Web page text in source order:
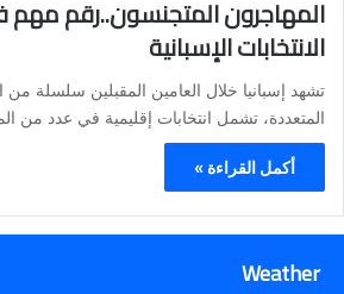
المهاجرون المتجنسون..رقم مهم
الانتخابات الإسبانية
تشهد إسبانيا خلال العامين المقبلين سلسلة من
المتعددة، تشمل انتخابات إقليمية في عدد من
أكمل القراءة »
Weather